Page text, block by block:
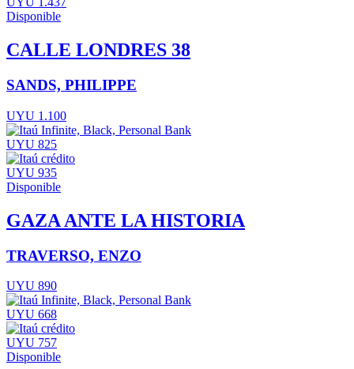
Disponible
CALLE LONDRES 38
SANDS, PHILIPPE
UYU 1.100
UYU 825
UYU 935
Disponible
GAZA ANTE LA HISTORIA
TRAVERSO, ENZO
UYU 890
UYU 668
UYU 757
Disponible